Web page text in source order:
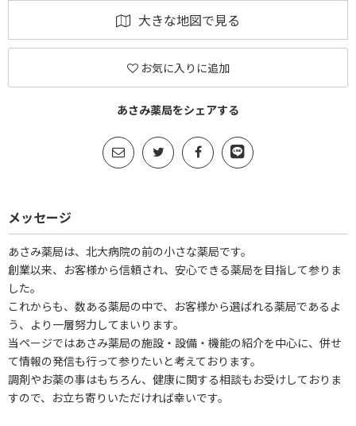
大きな地図で見る
お気に入りに追加
あさみ薬局をシェアする
メッセージ
あさみ薬局は、北大病院の前の小さな薬局です。
創業以来、お客様から信頼され、安心できる薬局を目指して参りま
した。
これからも、数ある薬局の中で、お客様から選ばれる薬局であるよ
う、より一層努力してまいります。
当ページではあさみ薬局の施設・設備・機能の紹介を中心に、併せ
て情報の発信も行って参りたいと考えております。
調剤やお薬の事はもちろん、健康に関する相談もお受けしておりま
すので、お立ち寄りいただければ幸いです。